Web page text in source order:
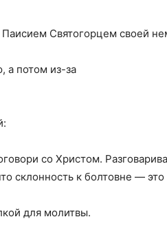
Святогорцем своей
а потом из-за
со Христом.
склонность к болтовне —
для молитвы.